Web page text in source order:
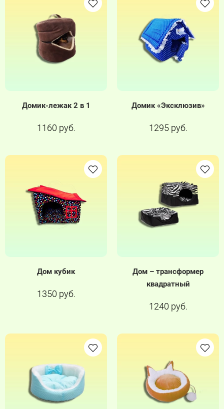
Домик-лежак 2 в 1
1160 руб.
Домик «Эксклюзив»
1295 руб.
Дом кубик
1350 руб.
Дом – трансформер
квадратный
1240 руб.